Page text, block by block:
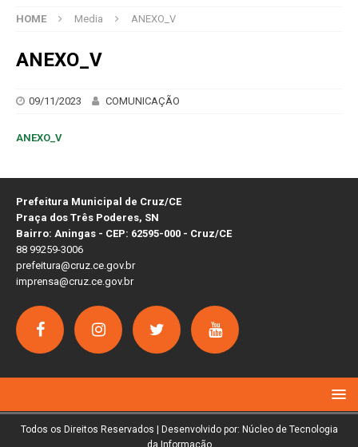
HOME Media ANEXO_V
ANEXO_V
09/11/2023 COMUNICAÇÃO
ANEXO_V
Prefeitura Municipal de Cruz/CE
Praça dos Três Poderes, SN
Bairro: Aningas - CEP: 62595-000 - Cruz/CE
88 99259-3006
prefeitura@cruz.ce.gov.br
imprensa@cruz.ce.gov.br
Todos os Direitos Reservados | Desenvolvido por: Núcleo de Tecnologia
da Informação